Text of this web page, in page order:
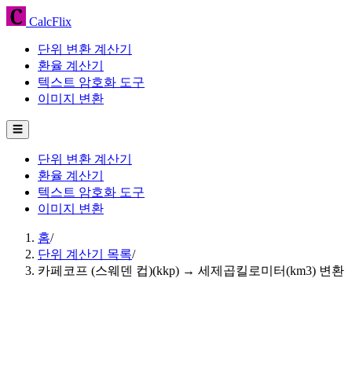
CalcFlix
단위 변환 계산기
환율 계산기
텍스트 암호화 도구
이미지 변환
☰
단위 변환 계산기
환율 계산기
텍스트 암호화 도구
이미지 변환
홈/
단위 계산기 목록/
카페코프 (스웨덴 컵)(kkp) → 세제곱킬로미터(km3) 변환